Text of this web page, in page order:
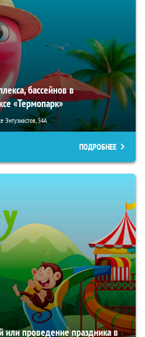
бассейнов в
«Термопарк»
Энтузиастов, 54А
ПОДРОБНЕЕ
проведение праздника в